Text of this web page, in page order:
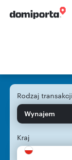
Rodzaj transakcji
Wynajem
Kraj